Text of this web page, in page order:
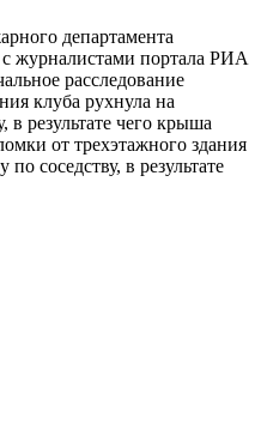
департамента
журналистами портала РИА
расследование
клуба рухнула на
в результате чего крыша
от трехэтажного здания
соседству, в результате